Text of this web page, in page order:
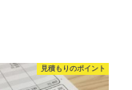
見積もりのポイント